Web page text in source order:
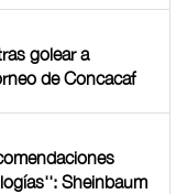
golear a
de Concacaf
Sheinbaum